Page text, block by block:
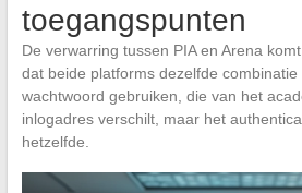
toegangspunten
De verwarring tussen PIA en Arena
dat beide platforms dezelfde
wachtwoord gebruiken, die van het
inlogadres verschilt, maar het
hetzelfde.